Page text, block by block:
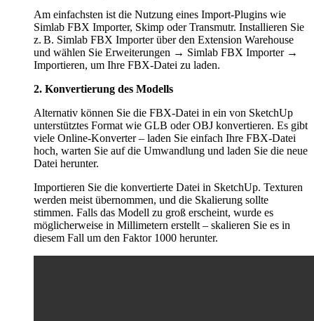
Am einfachsten ist die Nutzung eines Import-Plugins wie
Simlab FBX Importer, Skimp oder Transmutr. Installieren Sie
z. B. Simlab FBX Importer über den Extension Warehouse
und wählen Sie Erweiterungen → Simlab FBX Importer →
Importieren, um Ihre FBX-Datei zu laden.
2. Konvertierung des Modells
Alternativ können Sie die FBX-Datei in ein von SketchUp
unterstütztes Format wie GLB oder OBJ konvertieren. Es gibt
viele Online-Konverter – laden Sie einfach Ihre FBX-Datei
hoch, warten Sie auf die Umwandlung und laden Sie die neue
Datei herunter.
Importieren Sie die konvertierte Datei in SketchUp. Texturen
werden meist übernommen, und die Skalierung sollte
stimmen. Falls das Modell zu groß erscheint, wurde es
möglicherweise in Millimetern erstellt – skalieren Sie es in
diesem Fall um den Faktor 1000 herunter.